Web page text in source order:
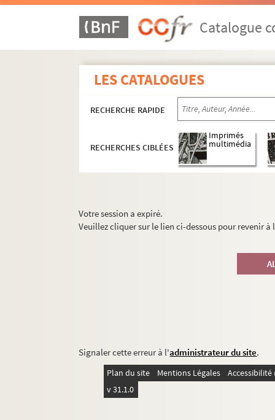
Catalogue
LES CATALOGUES
RECHERCHE RAPIDE
RECHERCHES CIBLÉES
Imprimés
multimédia
Votre session a expiré.
Veuillez cliquer sur le lien ci-dessous pour revenir
Signaler cette erreur à l'administrateur du site.
Plan du site Mentions Légales
v 31.1.0